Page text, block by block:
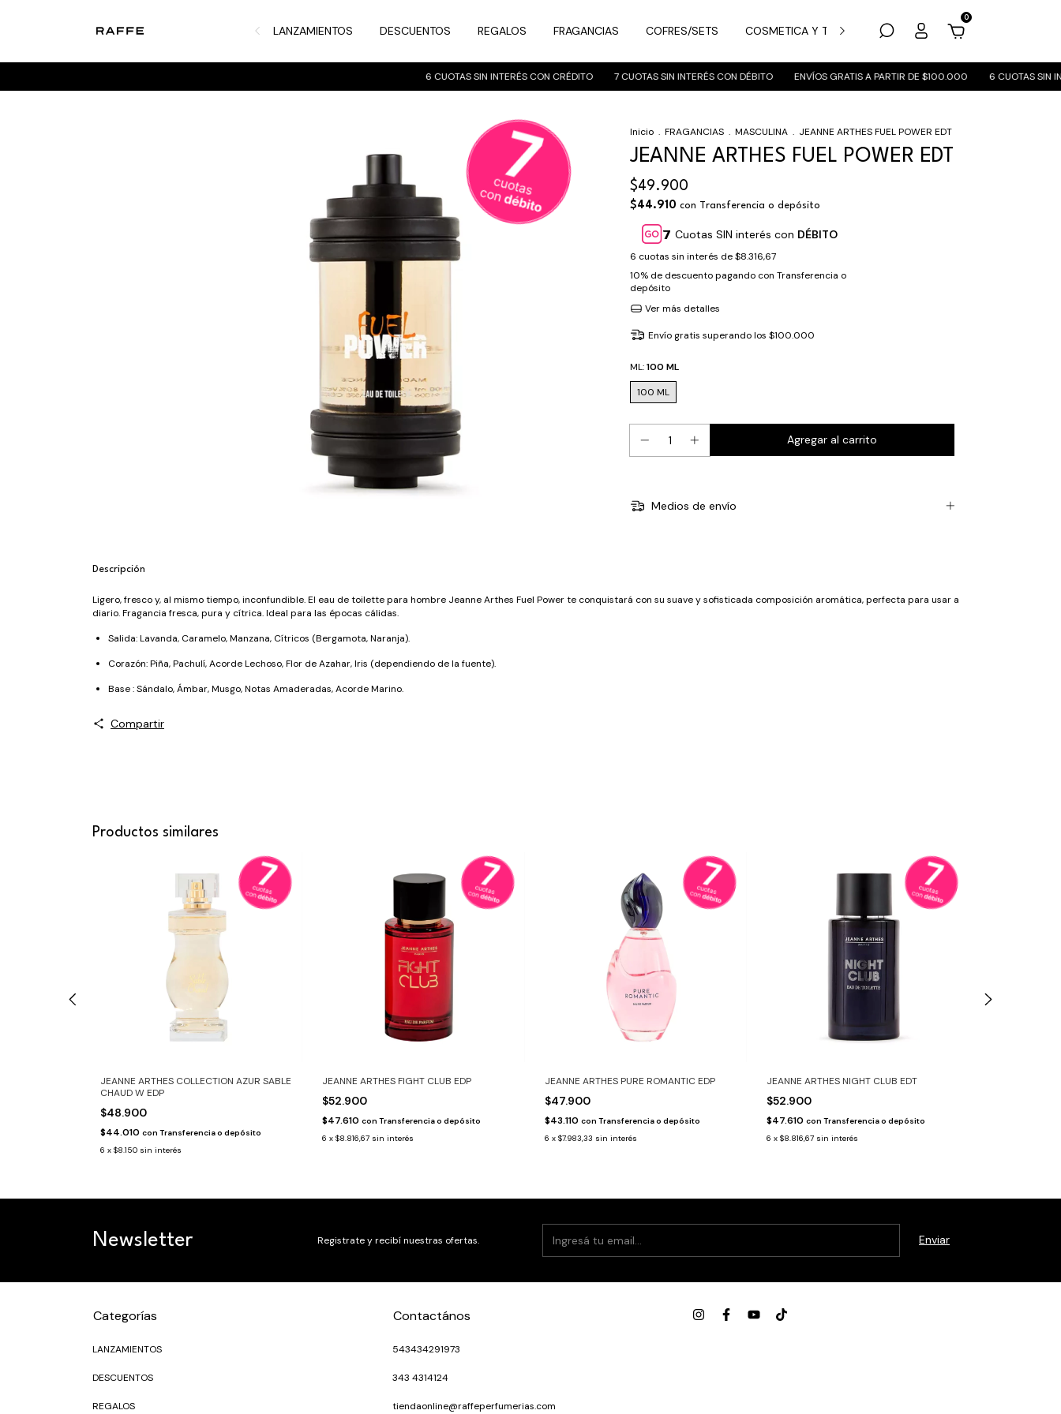
LANZAMIENTOS DESCUENTOS REGALOS FRAGANCIAS COFRES/SETS COSMETICA Y TRATAMIENTO MARCAS
0
6 CUOTAS SIN INTERÉS CON CRÉDITO 7 CUOTAS SIN INTERÉS CON DÉBITO ENVÍOS GRATIS A PARTIR DE $100.000 6 CUOTAS SIN
Inicio . FRAGANCIAS . MASCULINA . JEANNE ARTHES FUEL POWER EDT
JEANNE ARTHES FUEL POWER EDT
$49.900
$44.910 con Transferencia o depósito
Cuotas SIN interés con DÉBITO
6 cuotas sin interés de$8.316,67
10% de descuentopagando con Transferencia o
depósito
Ver más detalles
Envío gratis superando los $100.000
ML:100 ML
100 ML
Medios de envío
Descripción
Ligero, fresco y, al mismo tiempo, inconfundible. El eau de toilette para hombre Jeanne Arthes Fuel Power te conquistará con su suave y sofisticada composición aromática, perfecta para usar a
diario. Fragancia fresca, pura y cítrica. Ideal para las épocas cálidas.
Salida: Lavanda, Caramelo, Manzana, Cítricos (Bergamota, Naranja).
Corazón: Piña, Pachulí, Acorde Lechoso, Flor de Azahar, Iris (dependiendo de la fuente).
Base : Sándalo, Ámbar, Musgo, Notas Amaderadas, Acorde Marino.
Compartir
Productos similares
JEANNE ARTHES COLLECTION AZUR SABLE
CHAUD W EDP
$48.900
$44.010 con Transferencia o depósito
6 x $8.150 sin interés
JEANNE ARTHES FIGHT CLUB EDP
$52.900
$47.610con Transferencia o depósito
6 x$8.816,67 sin interés
JEANNE ARTHES PURE ROMANTIC EDP
$47.900
$43.110 con Transferencia o depósito
6 x $7.983,33 sin interés
JEANNE ARTHES NIGHT CLUB EDT
$52.900
$47.610 con Transferencia o depósito
6 x $8.816,67 sin interés
Newsletter Registrate y recibí nuestras ofertas.
Categorías
LANZAMIENTOS
DESCUENTOS
REGALOS
Contactános
543434291973
343 4314124
tiendaonline@raffeperfumerias.com